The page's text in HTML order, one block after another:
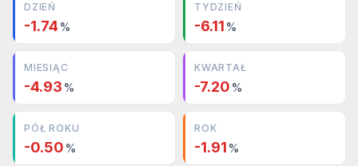
DZIEŃ
-1.74 %
TYDZIEŃ
-6.11 %
MIESIĄC
-4.93 %
KWARTAŁ
-7.20 %
PÓŁ ROKU
-0.50 %
ROK
-1.91 %